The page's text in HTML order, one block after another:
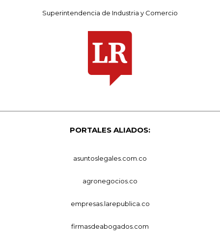
Superintendencia de Industria y Comercio
PORTALES ALIADOS:
asuntoslegales.com.co
agronegocios.co
empresas.larepublica.co
firmasdeabogados.com